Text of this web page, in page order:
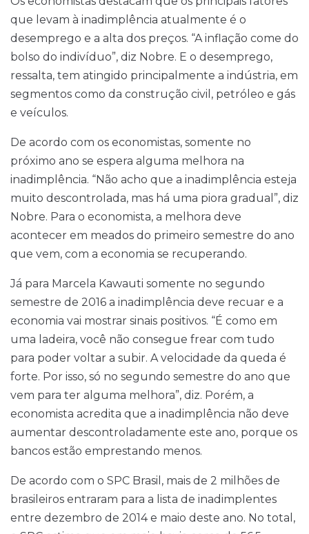
que levam à inadimplência atualmente é o
desemprego e a alta dos preços. “A inflação come do
bolso do indivíduo”, diz Nobre. E o desemprego,
ressalta, tem atingido principalmente a indústria, em
segmentos como da construção civil, petróleo e gás
e veículos.
De acordo com os economistas, somente no
próximo ano se espera alguma melhora na
inadimplência. “Não acho que a inadimplência esteja
muito descontrolada, mas há uma piora gradual”, diz
Nobre. Para o economista, a melhora deve
acontecer em meados do primeiro semestre do ano
que vem, com a economia se recuperando.
Já para Marcela Kawauti somente no segundo
semestre de 2016 a inadimplência deve recuar e a
economia vai mostrar sinais positivos. “É como em
uma ladeira, você não consegue frear com tudo
para poder voltar a subir. A velocidade da queda é
forte. Por isso, só no segundo semestre do ano que
vem para ter alguma melhora”, diz. Porém, a
economista acredita que a inadimplência não deve
aumentar descontroladamente este ano, porque os
bancos estão emprestando menos.
De acordo com o SPC Brasil, mais de 2 milhões de
brasileiros entraram para a lista de inadimplentes
entre dezembro de 2014 e maio deste ano. No total,